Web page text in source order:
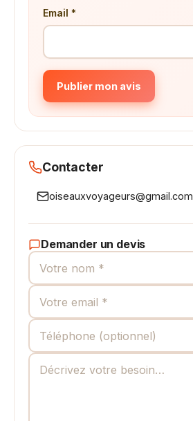
Email *
Publier mon avis
Contacter
oiseauxvoyageurs@gmail.com
Demander un devis